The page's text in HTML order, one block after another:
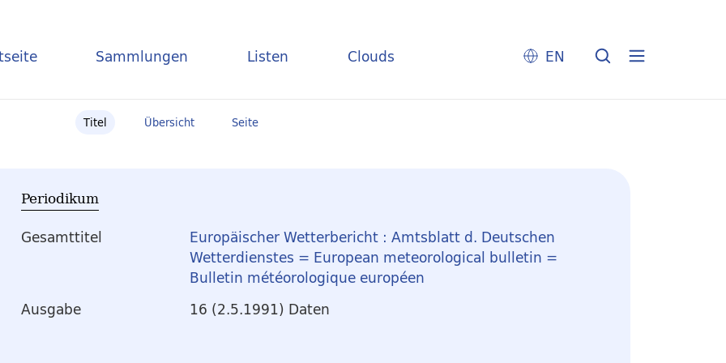
Sammlungen Listen Clouds EN
Titel Übersicht Seite
Periodikum
Gesamttitel
Europäischer Wetterbericht : Amtsblatt d. Deutschen
Wetterdienstes = European meteorological bulletin =
Bulletin météorologique européen
Ausgabe
16 (2.5.1991) Daten